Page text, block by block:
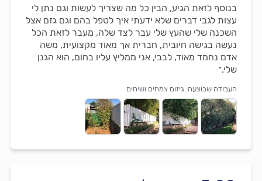
בנוסף לזאת הגיע, הבין כל מה שצריך לעשות וגם נתן לי
עצות לגבי דברים שלא ידעתי איך לטפל בהם וגם גזם אצל
השכנה שלי שהעץ שלי עבר לצד שלה, מעבר לזאת הכל
נעשה בגישה חיובית, חברית אך מאוד מקצועית, משה
אדם נחמד מאוד, לבבי, אני ממליץ עליו בחום, הוא הגנן
שלי.״
העבודה שבוצעה: גיזום צמחים ושיחים